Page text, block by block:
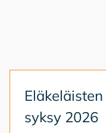
syk­sy 2026